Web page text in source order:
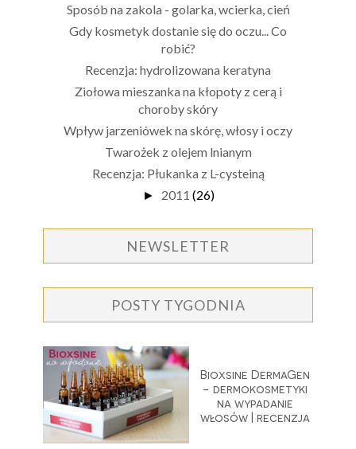
Sposób na zakola - golarka, wcierka, cień
Gdy kosmetyk dostanie się do oczu... Co
robić?
Recenzja: hydrolizowana keratyna
Ziołowa mieszanka na kłopoty z cerą i
choroby skóry
Wpływ jarzeniówek na skórę, włosy i oczy
Twarożek z olejem lnianym
Recenzja: Płukanka z L-cysteiną
► 2011 (26)
NEWSLETTER
POSTY TYGODNIA
Bioxsine DermaGen
- dermokosmetyki
na wypadanie
włosów | recenzja